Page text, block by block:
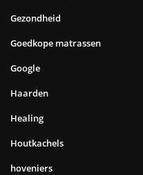
Gezondheid
Goedkope matrassen
Google
Haarden
Healing
Houtkachels
hoveniers